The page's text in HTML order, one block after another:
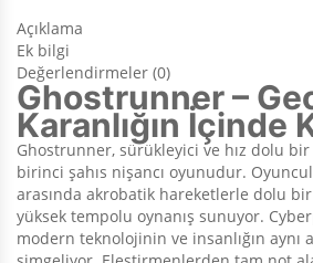
Açıklama
Ek bilgi
Değerlendirmeler (0)
Ghostrunner –
Karanlığın İçinde
Ghostrunner, sürükleyici ve hız dolu
birinci şahıs nişancı oyunudur.
arasında akrobatik hareketlerle dolu
yüksek tempolu oynanış sunuyor.
modern teknolojinin ve insanlığın aynı